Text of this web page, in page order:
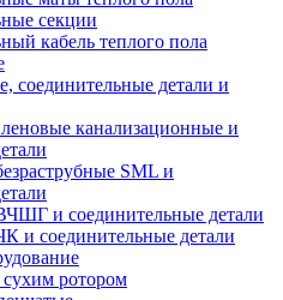
секции
кабель теплого пола
соединительные детали и
канализационные и
SML и
и соединительные детали
и соединительные детали
ротором